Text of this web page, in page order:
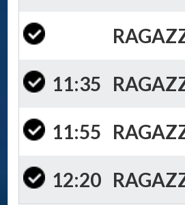
11:35
11:55
12:20